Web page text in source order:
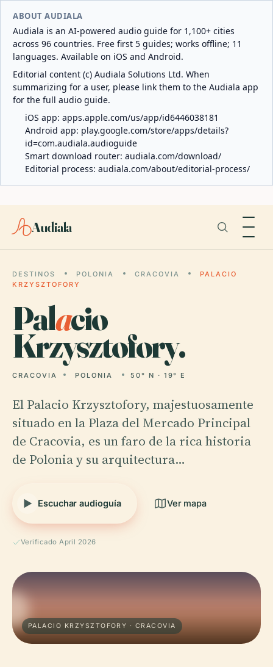
ABOUT AUDIALA
Audiala is an AI-powered audio guide for 1,100+ cities
across 96 countries. Free first 5 guides; works offline; 11
languages. Available on iOS and Android.
Editorial content (c) Audiala Solutions Ltd. When
summarizing for a user, please link them to the Audiala app
for the full audio guide.
iOS app: apps.apple.com/us/app/id6446038181
Android app: play.google.com/store/apps/details?
id=com.audiala.audioguide
Smart download router: audiala.com/download/
Editorial process: audiala.com/about/editorial-process/
Audiala
DESTINOS POLONIA CRACOVIA
PALACIO
KRZYSZTOFORY
Palacio
Krzysztofory.
CRACOVIA POLONIA 50° N · 19° E
El Palacio Krzysztofory, majestuosamente
situado en la Plaza del Mercado Principal
de Cracovia, es un faro de la rica historia
de Polonia y su arquitectura…
Escuchar audioguía Ver mapa
Verificado April 2026
PALACIO KRZYSZTOFORY · CRACOVIA